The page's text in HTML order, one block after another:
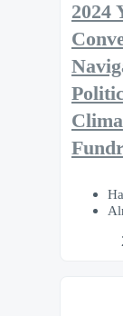
2024